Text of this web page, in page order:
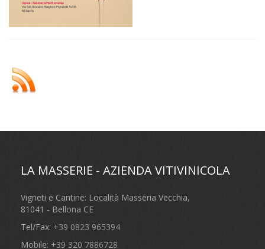
LA MASSERIE - AZIENDA VITIVINICOLA
Vigneti e Cantine: Località Masseria Vecchia,
81041 - Bellona CE
Tel/Fax: +39 0823 965394
Mobile: +39 320 7886728